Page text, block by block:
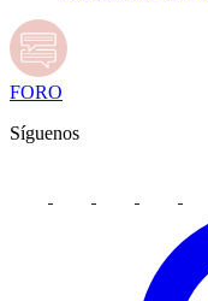
FORO
Síguenos